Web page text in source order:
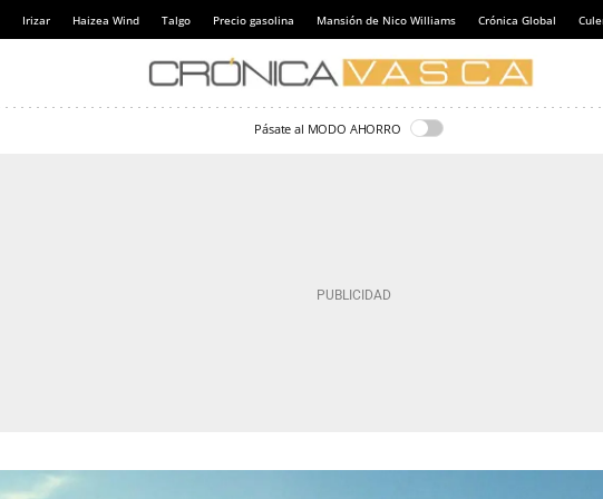
Irizar Haizea Wind Talgo Precio gasolina Mansión de Nico Williams Crónica Global
Pásate al MODO AHORRO